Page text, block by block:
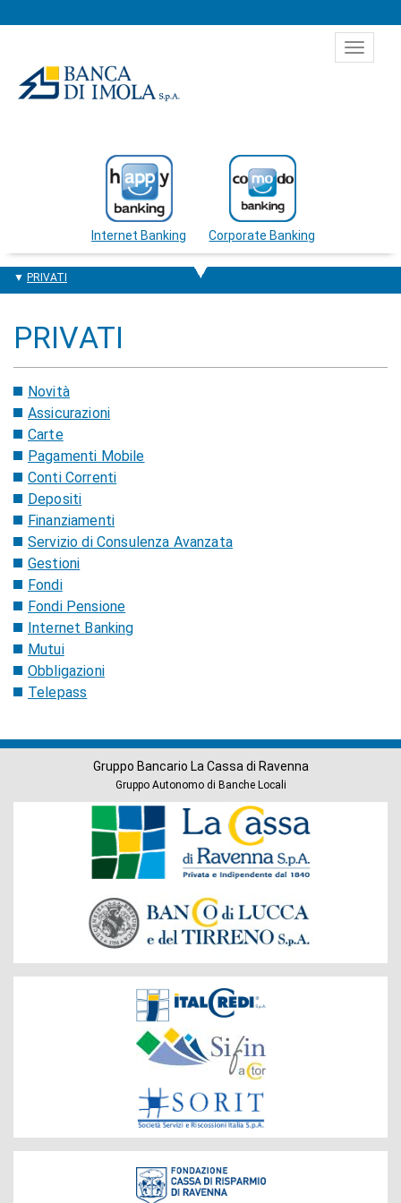
Toggle
Internet Banking Corporate Banking
PRIVATI
PRIVATI
Novità
Assicurazioni
Carte
Pagamenti Mobile
Conti Correnti
Depositi
Finanziamenti
Servizio di Consulenza Avanzata
Gestioni
Fondi
Fondi Pensione
Internet Banking
Mutui
Obbligazioni
Telepass
Gruppo Bancario La Cassa di Ravenna
Gruppo Autonomo di Banche Locali
Banche
Gruppo
Fondazione